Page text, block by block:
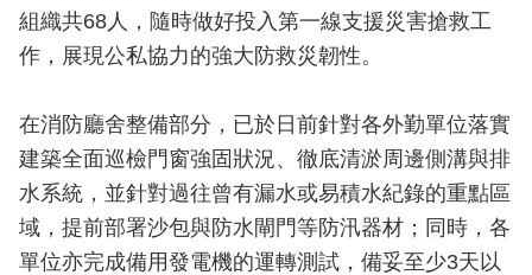
文
開
專
區
統
計
組織共68人，隨時做好投入第一線支援災害搶救工
作，展現公私協力的強大防救災韌性。
在消防廳舍整備部分，已於日前針對各外勤單位落實
建築全面巡檢門窗強固狀況、徹底清淤周邊側溝與排
水系統，並針對過往曾有漏水或易積水紀錄的重點區
域，提前部署沙包與防水閘門等防汛器材；同時，各
單位亦完成備用發電機的運轉測試，備妥至少3天以